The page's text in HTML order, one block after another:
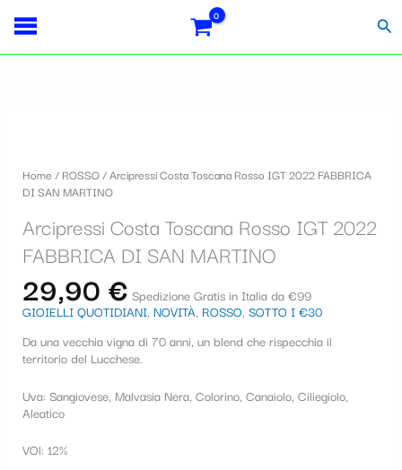
contenuto
Home / ROSSO/ Arcipressi Costa Toscana Rosso IGT 2022 FABBRICA
DI SAN MARTINO
Arcipressi Costa Toscana Rosso IGT 2022
FABBRICA DI SAN MARTINO
29,90 € Spedizione Gratis in Italia da €99
GIOIELLI QUOTIDIANI, NOVITÀ, ROSSO, SOTTO I €30
Da una vecchia vigna di 70 anni, un blend che rispecchia il
territorio del Lucchese.
Uva: Sangiovese, Malvasia Nera, Colorino, Canaiolo, Ciliegiolo,
Aleatico
VOl: 12%
S
o
n
c
t
e
fiscale:
Carrello: